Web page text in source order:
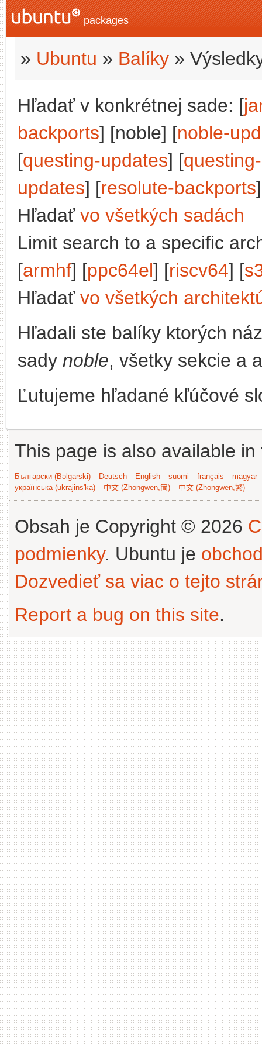
packages
» Ubuntu » Balíky »
Hľadať v konkrétnej sade: [
backports] [noble] [noble-
[questing-updates] [
updates] [resolute-backports
Hľadať vo všetkých sadách
Limit search to a specific
[armhf] [ppc64el] [riscv64] [
Hľadať vo všetkých
Hľadali ste balíky ktorých
sady noble, všetky sekcie a
Ľutujeme hľadané kľúčové
This page is also available
Български (Bəlgarski) Deutsch English suomi français
magyar
українська (ukrajins'ka)
中文 (Zhongwen,简) 中文 (Zhongwen,繁)
Obsah je Copyright © 2026
podmienky. Ubuntu je
Dozvedieť sa viac o tejto
Report a bug on this site.